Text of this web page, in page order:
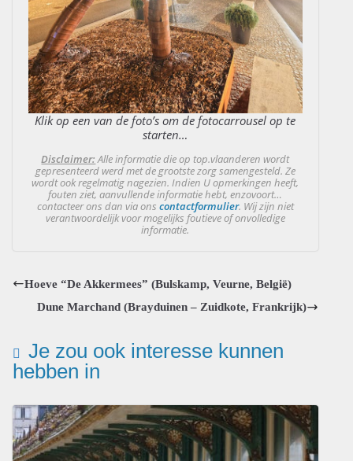
Klik op een van de foto’s om de fotocarrousel op te
starten…
Disclaimer:Alle informatie die op top.vlaanderen wordt
gepresenteerd werd met de grootste zorg samengesteld. Ze
wordt ook regelmatig nagezien. Indien U opmerkingen heeft,
fouten ziet, aanvullende informatie hebt, enzovoort…
contacteer ons dan via ons contactformulier. Wij zijn niet
verantwoordelijk voor mogelijks foutieve of onvolledige
informatie.
Hoeve “De Akkermees” (Bulskamp, Veurne, België)
Dune Marchand (Brayduinen – Zuidkote, Frankrijk)
Je zou ook interesse kunnen
hebben in